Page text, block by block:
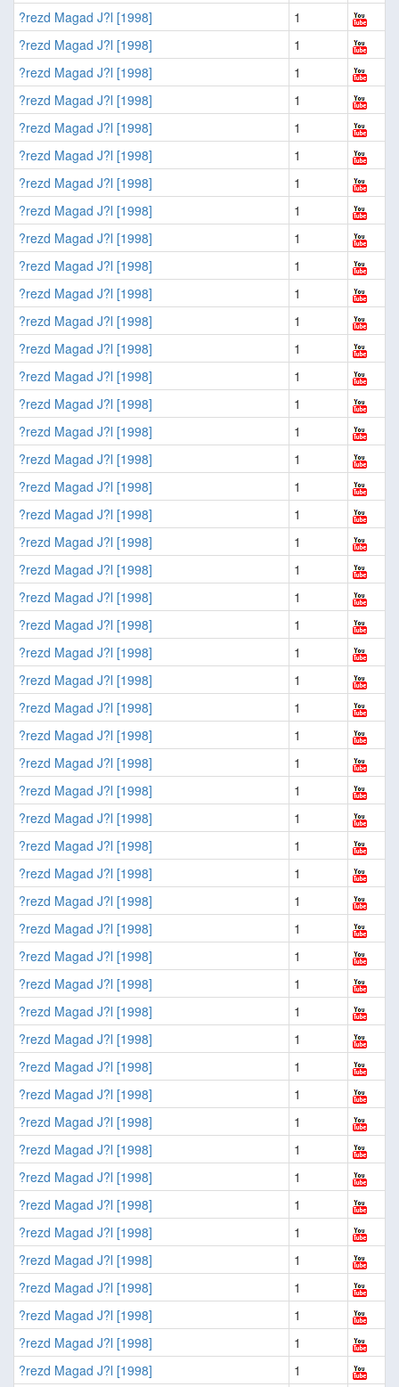
?rezd Magad J?l [1998]
1
?rezd Magad J?l [1998]
1
?rezd Magad J?l [1998]
1
?rezd Magad J?l [1998]
1
?rezd Magad J?l [1998]
1
?rezd Magad J?l [1998]
1
?rezd Magad J?l [1998]
1
?rezd Magad J?l [1998]
1
?rezd Magad J?l [1998]
1
?rezd Magad J?l [1998]
1
?rezd Magad J?l [1998]
1
?rezd Magad J?l [1998]
1
?rezd Magad J?l [1998]
1
?rezd Magad J?l [1998]
1
?rezd Magad J?l [1998]
1
?rezd Magad J?l [1998]
1
?rezd Magad J?l [1998]
1
?rezd Magad J?l [1998]
1
?rezd Magad J?l [1998]
1
?rezd Magad J?l [1998]
1
?rezd Magad J?l [1998]
1
?rezd Magad J?l [1998]
1
?rezd Magad J?l [1998]
1
?rezd Magad J?l [1998]
1
?rezd Magad J?l [1998]
1
?rezd Magad J?l [1998]
1
?rezd Magad J?l [1998]
1
?rezd Magad J?l [1998]
1
?rezd Magad J?l [1998]
1
?rezd Magad J?l [1998]
1
?rezd Magad J?l [1998]
1
?rezd Magad J?l [1998]
1
?rezd Magad J?l [1998]
1
?rezd Magad J?l [1998]
1
?rezd Magad J?l [1998]
1
?rezd Magad J?l [1998]
1
?rezd Magad J?l [1998]
1
?rezd Magad J?l [1998]
1
?rezd Magad J?l [1998]
1
?rezd Magad J?l [1998]
1
?rezd Magad J?l [1998]
1
?rezd Magad J?l [1998]
1
?rezd Magad J?l [1998]
1
?rezd Magad J?l [1998]
1
?rezd Magad J?l [1998]
1
?rezd Magad J?l [1998]
1
?rezd Magad J?l [1998]
1
?rezd Magad J?l [1998]
1
?rezd Magad J?l [1998]
1
?rezd Magad J?l [1998]
1